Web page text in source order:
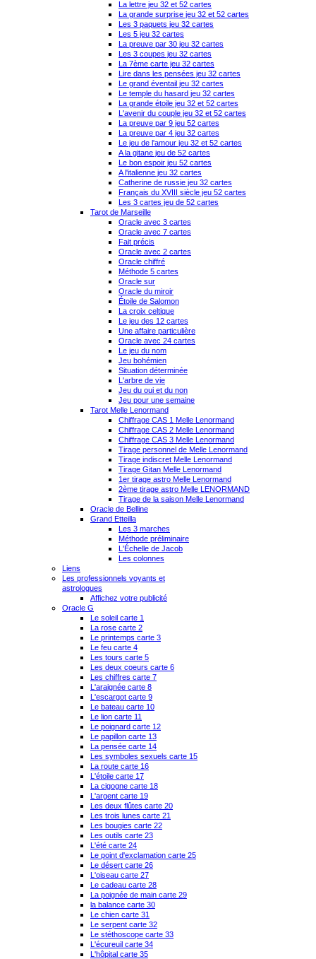
La lettre jeu 32 et 52 cartes
La grande surprise jeu 32 et 52 cartes
Les 3 paquets jeu 32 cartes
Les 5 jeu 32 cartes
La preuve par 30 jeu 32 cartes
Les 3 coupes jeu 32 cartes
La 7ème carte jeu 32 cartes
Lire dans les pensées jeu 32 cartes
Le grand éventail jeu 32 cartes
Le temple du hasard jeu 32 cartes
La grande étoile jeu 32 et 52 cartes
L'avenir du couple jeu 32 et 52 cartes
La preuve par 9 jeu 52 cartes
La preuve par 4 jeu 32 cartes
Le jeu de l'amour jeu 32 et 52 cartes
A la gitane jeu de 52 cartes
Le bon espoir jeu 52 cartes
A l'italienne jeu 32 cartes
Catherine de russie jeu 32 cartes
Français du XVIII siècle jeu 52 cartes
Les 3 cartes jeu de 52 cartes
Tarot de Marseille
Oracle avec 3 cartes
Oracle avec 7 cartes
Fait précis
Oracle avec 2 cartes
Oracle chiffré
Méthode 5 cartes
Oracle sur
Oracle du miroir
Étoile de Salomon
La croix celtique
Le jeu des 12 cartes
Une affaire particulière
Oracle avec 24 cartes
Le jeu du nom
Jeu bohémien
Situation déterminée
L'arbre de vie
Jeu du oui et du non
Jeu pour une semaine
Tarot Melle Lenormand
Chiffrage CAS 1 Melle Lenormand
Chiffrage CAS 2 Melle Lenormand
Chiffrage CAS 3 Melle Lenormand
Tirage personnel de Melle Lenormand
Tirage indiscret Melle Lenormand
Tirage Gitan Melle Lenormand
1er tirage astro Melle Lenormand
2ème tirage astro Melle LENORMAND
Tirage de la saison Melle Lenormand
Oracle de Belline
Grand Etteilla
Les 3 marches
Méthode préliminaire
L'Échelle de Jacob
Les colonnes
Liens
Les professionnels voyants et
astrologues
Affichez votre publicité
Oracle G
Le soleil carte 1
La rose carte 2
Le printemps carte 3
Le feu carte 4
Les tours carte 5
Les deux coeurs carte 6
Les chiffres carte 7
L'araignée carte 8
L'escargot carte 9
Le bateau carte 10
Le lion carte 11
Le poignard carte 12
Le papillon carte 13
La pensée carte 14
Les symboles sexuels carte 15
La route carte 16
L'étoile carte 17
La cigogne carte 18
L'argent carte 19
Les deux flûtes carte 20
Les trois lunes carte 21
Les bougies carte 22
Les outils carte 23
L'été carte 24
Le point d'exclamation carte 25
Le désert carte 26
L'oiseau carte 27
Le cadeau carte 28
La poignée de main carte 29
la balance carte 30
Le chien carte 31
Le serpent carte 32
Le stéthoscope carte 33
L'écureuil carte 34
L'hôpital carte 35